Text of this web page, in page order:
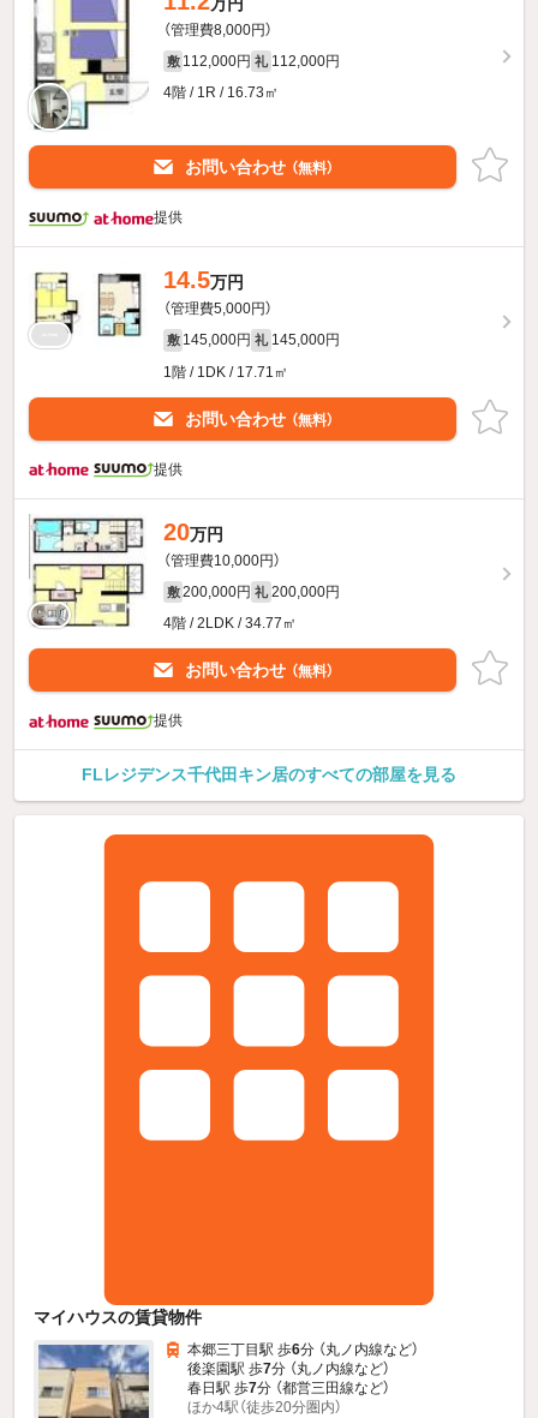
（管理費8,000円）
敷 112,000円 礼 112,000円
4階 / 1R / 16.73㎡
お問い合わせ （無料）
提供
14.5万円
（管理費5,000円）
敷 145,000円 礼 145,000円
1階 / 1DK / 17.71㎡
お問い合わせ （無料）
提供
20万円
（管理費10,000円）
敷 200,000円 礼 200,000円
4階 / 2LDK / 34.77㎡
お問い合わせ （無料）
提供
FLレジデンス千代田キン居のすべての部屋を見る
マイハウスの賃貸物件
本郷三丁目駅 歩6分 （丸ノ内線など）
後楽園駅 歩7分 （丸ノ内線など）
春日駅 歩7分 （都営三田線など）
ほか4駅（徒歩20分圏内）